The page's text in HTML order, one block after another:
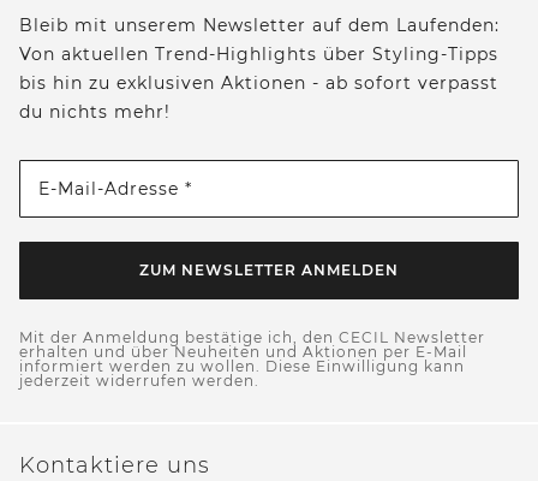
Bleib mit unserem Newsletter auf dem Laufenden:
Von aktuellen Trend-Highlights über Styling-Tipps
bis hin zu exklusiven Aktionen - ab sofort verpasst
du nichts mehr!
E-Mail-Adresse *
ZUM NEWSLETTER ANMELDEN
Mit der Anmeldung bestätige ich, den CECIL Newsletter
erhalten und über Neuheiten und Aktionen per E-Mail
informiert werden zu wollen. Diese Einwilligung kann
jederzeit widerrufen werden.
Kontaktiere uns